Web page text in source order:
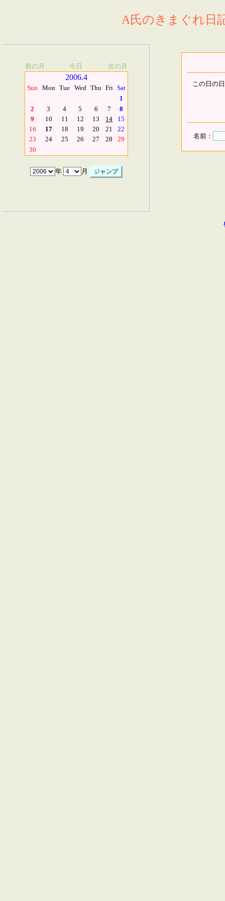
A氏のきまぐれ日
前の月 今日 次の月
2006.4
Sun Mon Tue Wed Thu Fri Sat
1
2
3 4 5 6 7
8
9
10 11 12 13 14
15
16
17 18 19 20 21
22
23
24 25 26 27 28
29
30
年 月
この日の
名前：